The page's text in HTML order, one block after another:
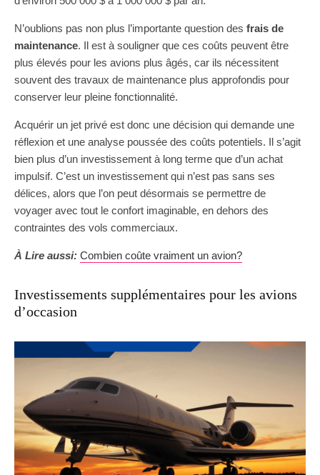
N’oublions pas non plus l’importante question des frais de
maintenance. Il est à souligner que ces coûts peuvent être
plus élevés pour les avions plus âgés, car ils nécessitent
souvent des travaux de maintenance plus approfondis pour
conserver leur pleine fonctionnalité.
Acquérir un jet privé est donc une décision qui demande une
réflexion et une analyse poussée des coûts potentiels. Il s’agit
bien plus d’un investissement à long terme que d’un achat
impulsif. C’est un investissement qui n’est pas sans ses
délices, alors que l’on peut désormais se permettre de
voyager avec tout le confort imaginable, en dehors des
contraintes des vols commerciaux.
À Lire aussi: Combien coûte vraiment un avion?
Investissements supplémentaires pour les avions
d’occasion